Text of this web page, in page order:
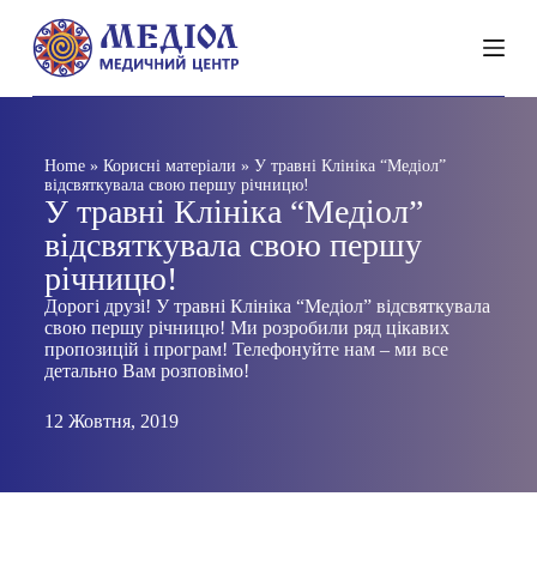
Home» Корисні матеріали » У травні Клініка “Медіол”
відсвяткувала свою першу річницю!
У травні Клініка “Медіол”
відсвяткувала свою першу
річницю!
Дорогі друзі! У травні Клініка “Медіол” відсвяткувала
свою першу річницю! Ми розробили ряд цікавих
пропозицій і програм! Телефонуйте нам – ми все
детально Вам розповімо!
12 Жовтня, 2019